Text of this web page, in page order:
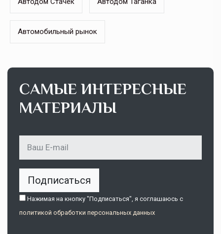
Автомобильный рынок
САМЫЕ ИНТЕРЕСНЫЕ
МАТЕРИАЛЫ
Подписаться
Нажимая на кнопку "Подписаться", я соглашаюсь c
политикой обработки персональных данных